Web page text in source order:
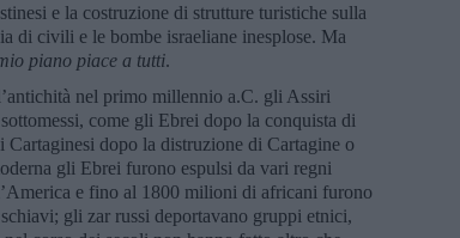
e la costruzione di strutture turistiche sulla
di civili e le bombe israeliane inesplose. Ma
piano piace a tutti.
nel primo millennio a.C. gli Assiri
come gli Ebrei dopo la conquista di
dopo la distruzione di Cartagine o
gli Ebrei furono espulsi da vari regni
e fino al 1800 milioni di africani furono
gli zar russi deportavano gruppi etnici,